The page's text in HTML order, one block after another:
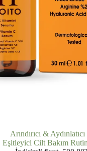
İNDIRIMDE
Arındırıcı &
Eşitleyici Cilt Bakım